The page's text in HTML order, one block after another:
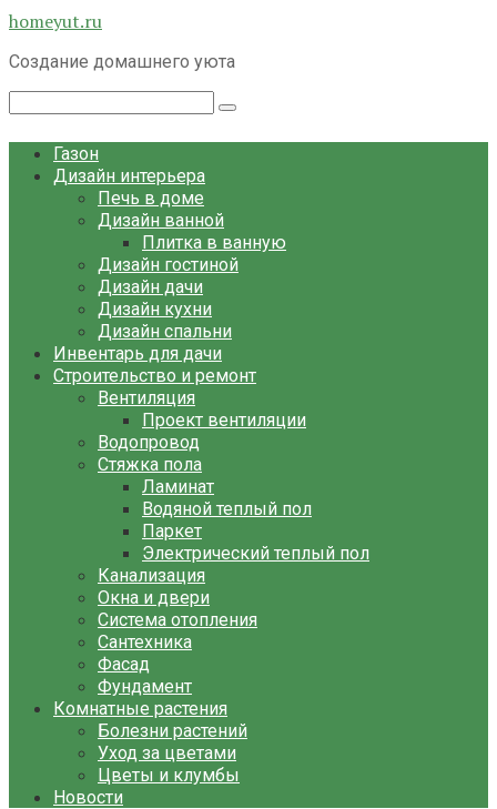
Перейти
контенту
homeyut.ru
Создание домашнего уюта
Газон
Дизайн интерьера
Печь в доме
Дизайн ванной
Плитка в ванную
Дизайн гостиной
Дизайн дачи
Дизайн кухни
Дизайн спальни
Инвентарь для дачи
Строительство и ремонт
Вентиляция
Проект вентиляции
Водопровод
Стяжка пола
Ламинат
Водяной теплый пол
Паркет
Электрический теплый пол
Канализация
Окна и двери
Система отопления
Сантехника
Фасад
Фундамент
Комнатные растения
Болезни растений
Уход за цветами
Цветы и клумбы
Новости